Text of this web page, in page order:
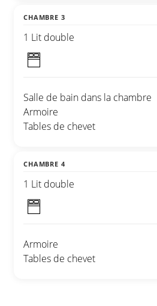
CHAMBRE 3
1 Lit double
Salle de bain dans la chambre
Armoire
Tables de chevet
CHAMBRE 4
1 Lit double
Armoire
Tables de chevet